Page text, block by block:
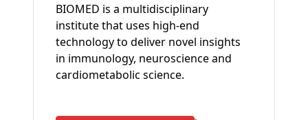
BIOMED is a multidisciplinary
institute that uses high-end
technology to deliver novel insights
in immunology, neuroscience and
cardiometabolic science.